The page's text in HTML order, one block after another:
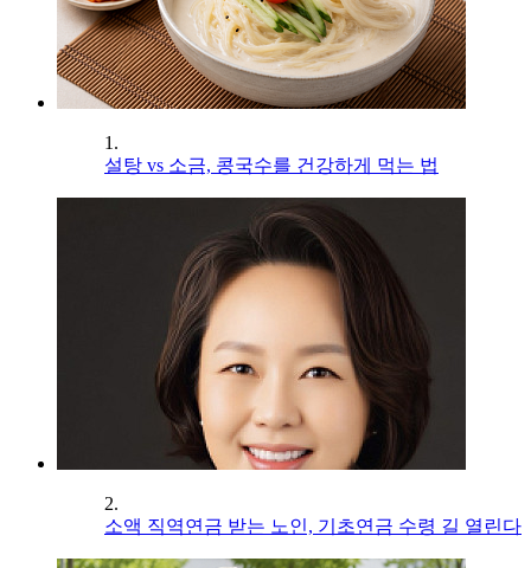
1.
설탕 vs 소금, 콩국수를 건강하게 먹는 법
2.
소액 직역연금 받는 노인, 기초연금 수령 길 열린다